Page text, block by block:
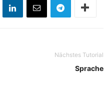
Nächstes Tutorial
Sprache